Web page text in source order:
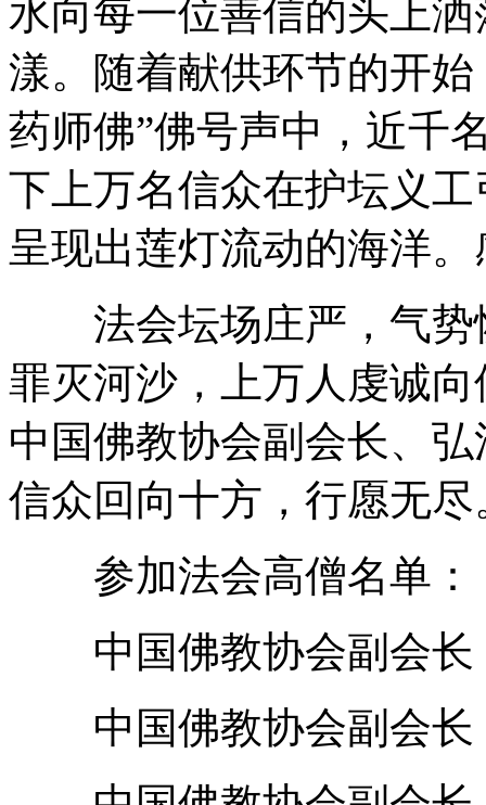
水向每一位善信的头上
漾。随着献供环节的开
药师佛”佛号声中，近千
下上万名信众在护坛义
呈现出莲灯流动的海洋
法会坛场庄严，气势
罪灭河沙，上万人虔诚
中国佛教协会副会长、
信众回向十方，行愿无尽
参加法会高僧名单：
中国佛教协会副会长
中国佛教协会副会长